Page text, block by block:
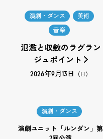
演劇・ダンス
美術
音楽
氾濫と収斂のラグラン
ジュポイント
2026年9月13日 （日）
演劇・ダンス
演劇ユニット「ルンダン」第